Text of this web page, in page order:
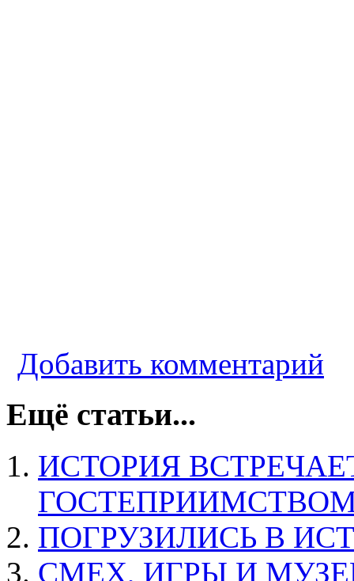
Добавить комментарий
Ещё статьи...
ИСТОРИЯ
ПОГРУЗИЛИСЬ В
СМЕХ, ИГРЫ И